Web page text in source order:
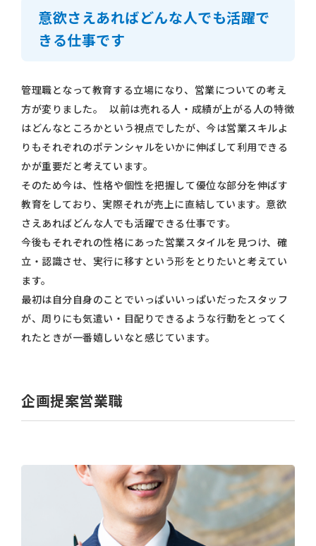
意欲さえあればどんな人でも活躍で
きる仕事です
管理職となって教育する立場になり、営業についての考え
方が変りました。 以前は売れる人・成績が上がる人の特徴
はどんなところかという視点でしたが、今は営業スキルよ
りもそれぞれのポテンシャルをいかに伸ばして利用できる
かが重要だと考えています。
そのため今は、性格や個性を把握して優位な部分を伸ばす
教育をしており、実際それが売上に直結しています。意欲
さえあればどんな人でも活躍できる仕事です。
今後もそれぞれの性格にあった営業スタイルを見つけ、確
立・認識させ、実行に移すという形をとりたいと考えてい
ます。
最初は自分自身のことでいっぱいいっぱいだったスタッフ
が、周りにも気遣い・目配りできるような行動をとってく
れたときが一番嬉しいなと感じています。
企画提案営業職